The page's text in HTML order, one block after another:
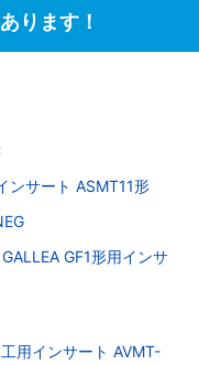
ります！
ンサート ASMT11形
GF1形用インサ
用インサート AVMT-